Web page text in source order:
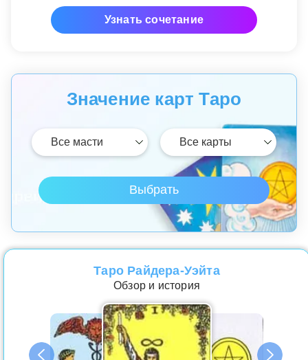
Узнать сочетание
Значение карт Таро
Таро Райдера-Уэйта
Обзор и история